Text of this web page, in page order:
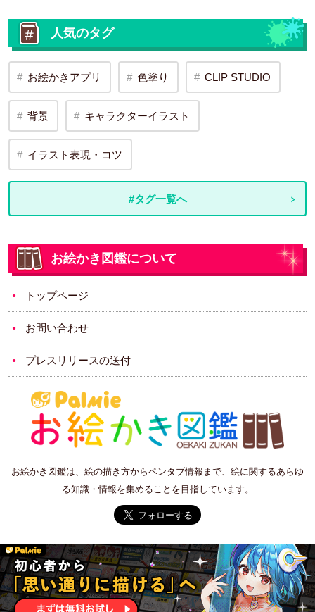
人気のタグ
お絵かきアプリ 色塗り CLIP STUDIO
背景 キャラクターイラスト
イラスト表現・コツ
#タグ一覧へ
お絵かき図鑑について
トップページ
お問い合わせ
プレスリリースの送付
お絵かき図鑑は、絵の描き方からペンタブ情報まで、絵に関するあらゆ
る知識・情報を集めることを目指しています。